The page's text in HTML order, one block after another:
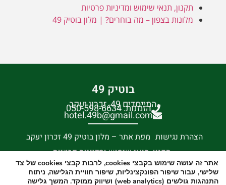
תקנון, תנאי שימוש ומדיניות פרטיות
מלונות בצפון – מה בוחרים? | מלון בוטיק 49
בוטיק 49
המייסדים 49, זכרון יעקב
הזמנות: 050-598-6634
hotel.49b@gmail.com
הצהרת נגישות מפת אתר – מלון בוטיק 49 זכרון יעקב
תקנון, תנאי שימוש ומדיניות פרטיות
שינוי/ביטול הזמנה קיימת
אתר זה עושה שימוש בקבצי cookies, לרבות קבצי cookies של צד
שלישי, עבור שיפור הפונקצינליות, שיפור חוויית הגלישה, ניתוח
התנהגות גולשים (web analytics) ושיווק ממוקד. המשך גלישה